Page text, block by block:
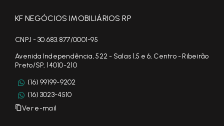
KF NEGÓCIOS IMOBILIÁRIOS RP
CNPJ - 30.683.877/0001-95
Avenida Independência, 522 - Salas 1,5 e 6, Centro - Ribeirão
Preto/SP, 14010-210
(16) 99199-9202
(16) 3023-4510
Ver e-mail